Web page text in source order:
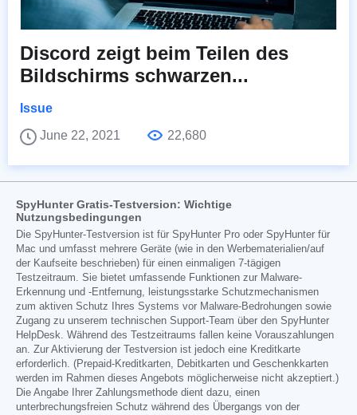
Discord zeigt beim Teilen des
Bildschirms schwarzen...
Issue
June 22, 2021
22,680
SpyHunter Gratis-Testversion: Wichtige
Nutzungsbedingungen
Die SpyHunter-Testversion ist für SpyHunter Pro oder SpyHunter für
Mac und umfasst mehrere Geräte (wie in den Werbematerialien/auf
der Kaufseite beschrieben) für einen einmaligen 7-tägigen
Testzeitraum. Sie bietet umfassende Funktionen zur Malware-
Erkennung und -Entfernung, leistungsstarke Schutzmechanismen
zum aktiven Schutz Ihres Systems vor Malware-Bedrohungen sowie
Zugang zu unserem technischen Support-Team über den SpyHunter
HelpDesk. Während des Testzeitraums fallen keine Vorauszahlungen
an. Zur Aktivierung der Testversion ist jedoch eine Kreditkarte
erforderlich. (Prepaid-Kreditkarten, Debitkarten und Geschenkkarten
werden im Rahmen dieses Angebots möglicherweise nicht akzeptiert.)
Die Angabe Ihrer Zahlungsmethode dient dazu, einen
unterbrechungsfreien Schutz während des Übergangs von der